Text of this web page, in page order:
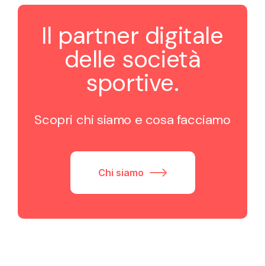
Il partner digitale
delle società
sportive.
Scopri chi siamo e cosa facciamo
Chi siamo